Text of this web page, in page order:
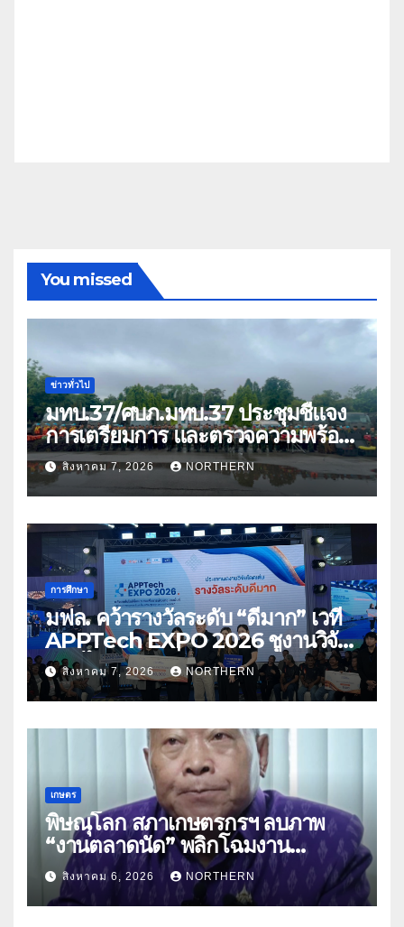
You missed
ข่าวทั่วไป
มทบ.37/ศบภ.มทบ.37 ประชุมชี้แจง
การเตรียมการ และตรวจความพร้อม
ด้านการบรรเทาสาธารณภัย
สิงหาคม 7, 2026 NORTHERN
การศึกษา
มฟล. คว้ารางวัลระดับ “ดีมาก” เวที
APPTech EXPO 2026 ชูงานวิจัย
สมุนไพร ขับเคลื่อนนวัตกรรมสู่เชิง
พาณิชย์
สิงหาคม 7, 2026 NORTHERN
เกษตร
พิษณุโลก สภาเกษตรกรฯ ลบภาพ
“งานตลาดนัด” พลิกโฉมงาน
“เกษตรรุ่งเรืองเมืองสองแคว 69” มุ่ง
ประโยชน์เกษตรกร ดึงนวัตกรรม-จับ
คู่ธุรกิจดันสินค้าเกษตรสู่สากล (คลิป)
สิงหาคม 6, 2026 NORTHERN